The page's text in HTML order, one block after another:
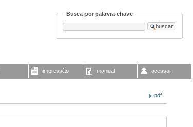
Busca por palavra-chave
impressão manual acessar
pdf